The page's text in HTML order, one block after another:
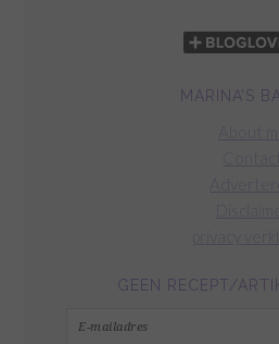
MARINA’S
GEEN RECEPT/